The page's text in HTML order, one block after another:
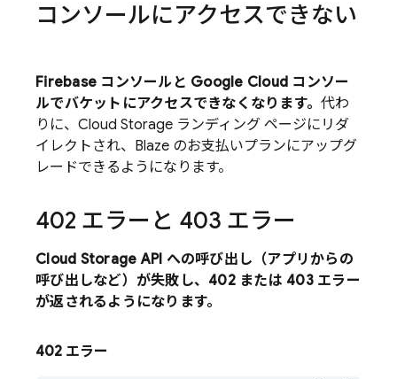
コンソールにアクセスできない
Firebase コンソールと Google Cloud コンソー
ルでバケットにアクセスできなくなります。 代わ
りに、 Cloud Storage ランディング ページにリダ
イレクトされ、Blaze のお支払いプランにアップグ
レードできるようになります。
402 エラーと 403 エラー
Cloud Storage API への呼び出し（アプリからの
呼び出しなど）が失敗し、402 または 403 エラー
が返されるようになります。
402 エラー